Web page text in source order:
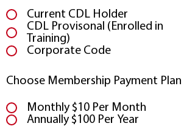
Current CDL Holder
CDL Provisonal (Enrolled in
Training)
Corporate Code
Choose Membership Payment Plan
Monthly $10 Per Month
Annually $100 Per Year